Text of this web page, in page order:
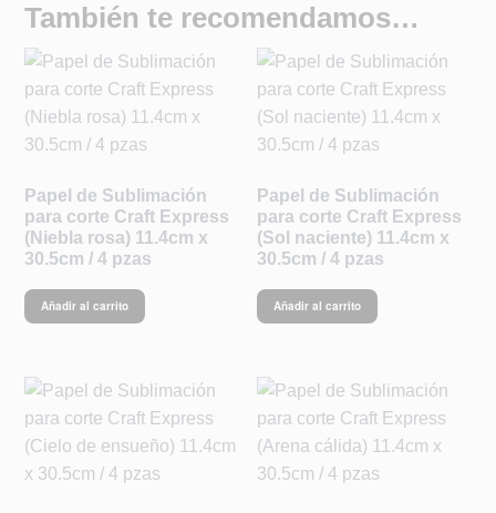
También te recomendamos…
Papel de Sublimación
para corte Craft Express
(Niebla rosa) 11.4cm x
30.5cm / 4 pzas
Añadir al carrito
Papel de Sublimación
para corte Craft Express
(Sol naciente) 11.4cm x
30.5cm / 4 pzas
Añadir al carrito